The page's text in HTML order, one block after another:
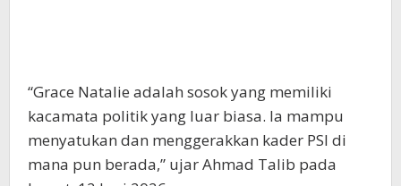
“Grace Natalie adalah sosok yang memiliki
kacamata politik yang luar biasa. Ia mampu
menyatukan dan menggerakkan kader PSI di
mana pun berada,” ujar Ahmad Talib pada